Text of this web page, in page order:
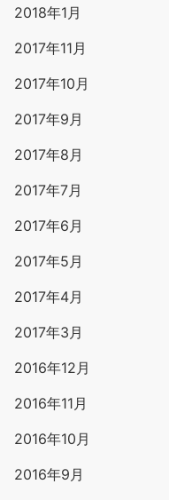
2018年1月
2017年11月
2017年10月
2017年9月
2017年8月
2017年7月
2017年6月
2017年5月
2017年4月
2017年3月
2016年12月
2016年11月
2016年10月
2016年9月